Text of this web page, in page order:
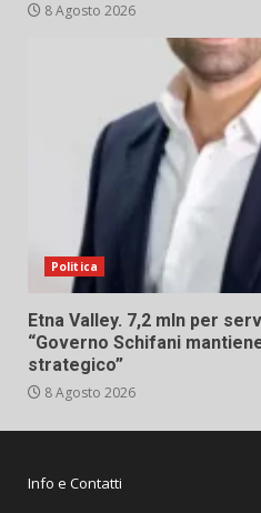
8 Agosto 2026
Politica
Etna Valley. 7,2 mln per
“Governo Schifani
strategico”
8 Agosto 2026
Info e Contatti